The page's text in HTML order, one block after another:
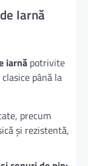
Iarnă
iarnă potrivite
până la
precum
și rezistentă,